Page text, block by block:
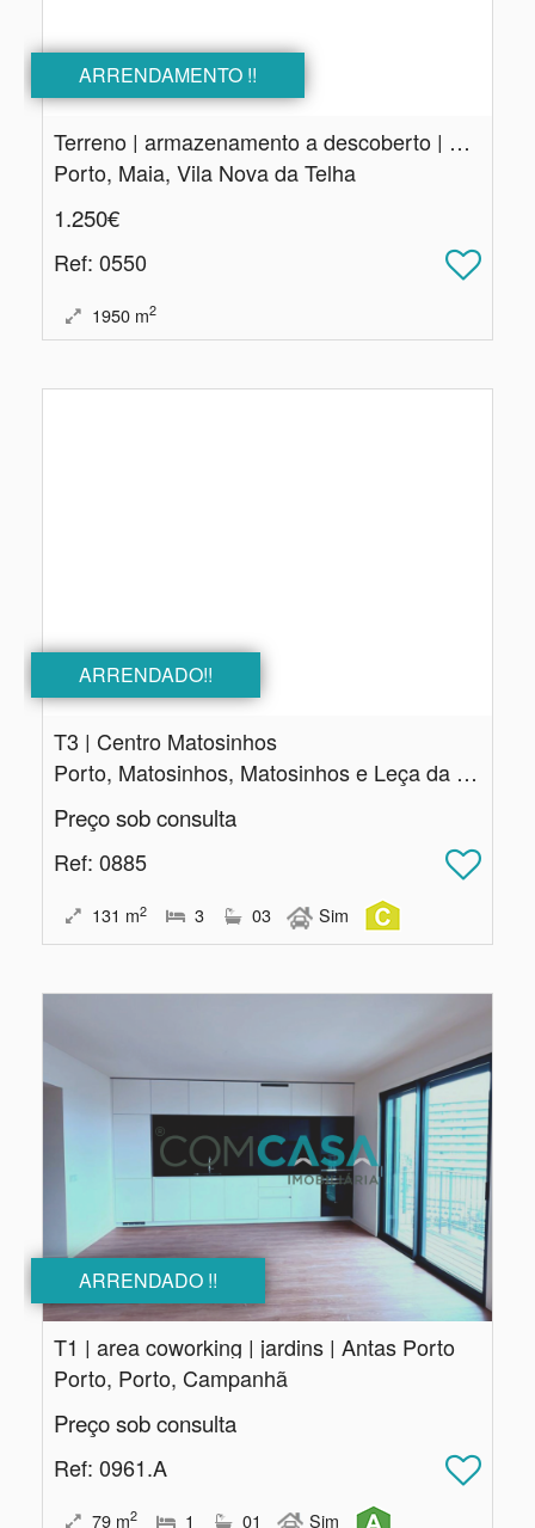
ARRENDAMENTO !!
Terreno | armazenamento a descoberto | Vila Nova Telha
Porto, Maia, Vila Nova da Telha
1.250€
Ref: 0550
1950 m2
ARRENDADO!!
T3 | Centro Matosinhos
Porto, Matosinhos, Matosinhos e Leça da Palmeira
Preço sob consulta
Ref: 0885
131 m2 3 03 Sim
ARRENDADO !!
T1 | area coworking | jardins | Antas Porto
Porto, Porto, Campanhã
Preço sob consulta
Ref: 0961.A
79 m2 1 01 Sim